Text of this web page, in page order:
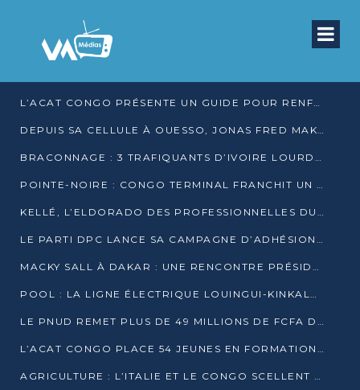
L’ACAT CONGO PRÉSENTE UN GUIDE POUR RENFORCER LES GARANTIES JUDICIAIRES EN GARDE À VUE
DEPUIS SA CELLULE À OUESSO, JONAS FRED MAKITA DÉNONCE CE QU’IL QUALIFIE DE DÉNI DE JUSTICE
BRACONNAGE : 3 TRAFIQUANTS D’IVOIRE LOURDEMENT CONDAMNÉS À DJAMBALA
POINTE-NOIRE : CONGO TERMINAL FRANCHIT UN CAP HISTORIQUE AVEC 99 MOUVEMENTS/HEURE
KELLÉ, L’ELDORADO DES PROFESSIONNELLES DU SEXE
LE PARTI DPC LANCE SA CAMPAGNE D’ADHÉSIONS ET VEUT STRUCTURER SA PRÉSENCE DANS LES 15 DÉPARTEMENTS
MACKY SALL À DAKAR : UNE RENCONTRE PRÉSIDENTIELLE QUI DIVISE L’OPINION SÉNÉGALAISE
POOL : LA LIGNE ÉLECTRIQUE LOUINGUI-KINKALA-BOKO MISE EN SERVICE
LE PNUD REMET PLUS DE 49 MILLIONS DE FCFA D’ÉQUIPEMENTS POUR ACCÉLÉRER LA NUMÉRISATION DU SYSTÈME DE SANTÉ
L’ACAT CONGO PLACE 54 JEUNES EN FORMATION PROFESSIONNELLE
AGRICULTURE : L’ITALIE ET LE CONGO SCELLENT UN PARTENARIAT POUR UNE PRODUCTION LOCALE DURABLE